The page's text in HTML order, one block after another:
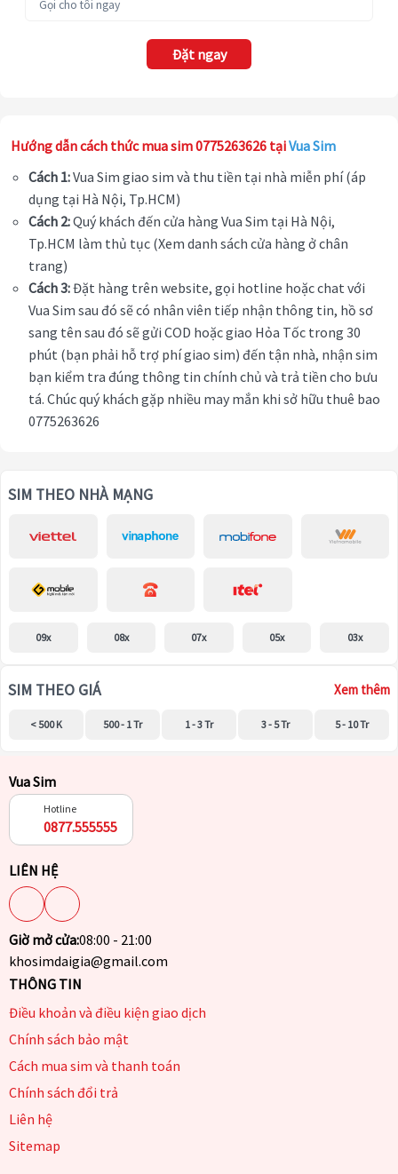
Đặt ngay
Hướng dẫn cách thức mua sim 0775263626 tạiVua Sim
Cách 1:Vua Sim giao sim và thu tiền tại nhà miễn phí (áp
dụng tại Hà Nội, Tp.HCM)
Cách 2:Quý khách đến cửa hàng Vua Sim tại Hà Nội,
Tp.HCM làm thủ tục (Xem danh sách cửa hàng ở chân
trang)
Cách 3:Đặt hàng trên website, gọi hotline hoặc chat với
Vua Sim sau đó sẽ có nhân viên tiếp nhận thông tin, hồ sơ
sang tên sau đó sẽ gửi COD hoặc giao Hỏa Tốc trong 30
phút (bạn phải hỗ trợ phí giao sim) đến tận nhà, nhận sim
bạn kiểm tra đúng thông tin chính chủ và trả tiền cho bưu
tá. Chúc quý khách gặp nhiều may mắn khi sở hữu thuê bao
0775263626
SIM THEO NHÀ MẠNG
09x 08x 07x 05x 03x
SIM THEO GIÁ Xem thêm
< 500 K 500 - 1 Tr 1 - 3 Tr 3 - 5 Tr 5 - 10 Tr
Vua Sim
Hotline
0877.555555
LIÊN HỆ
Giờ mở cửa:08:00 - 21:00
khosimdaigia@gmail.com
THÔNG TIN
Điều khoản và điều kiện giao dịch
Chính sách bảo mật
Cách mua sim và thanh toán
Chính sách đổi trả
Liên hệ
Sitemap